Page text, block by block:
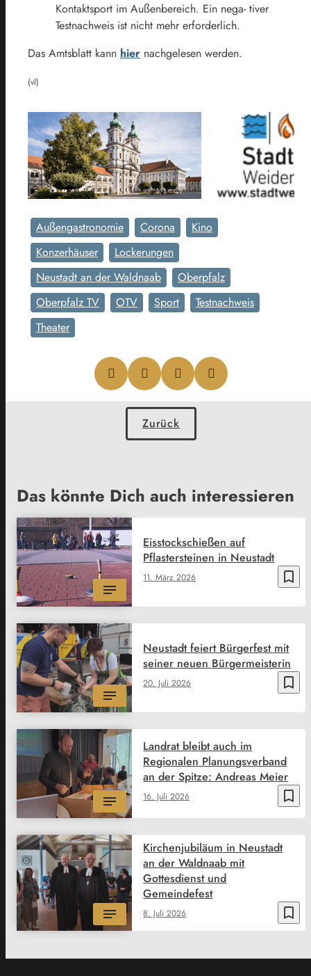
Kontaktsport im Außenbereich. Ein nega- tiver
Testnachweis ist nicht mehr erforderlich.
Das Amtsblatt kann hier nachgelesen werden.
(vl)
Außengastronomie Corona
Kino
Konzerhäuser
Lockerungen
Neustadt an der Waldnaab
Oberpfalz
Oberpfalz TV
OTV Sport
Testnachweis
Theater
Zurück
Das könnte Dich auch interessieren
bookmark_border
11. März 2026
Eisstockschießen auf
Pflastersteinen in Neustadt
bookmark_border
20. Juli 2026
Neustadt feiert Bürgerfest mit
seiner neuen Bürgermeisterin
bookmark_border
16. Juli 2026
Landrat bleibt auch im
Regionalen Planungsverband
an der Spitze: Andreas Meier
bookmark_border
8. Juli 2026
Kirchenjubiläum in Neustadt
an der Waldnaab mit
Gottesdienst und
Gemeindefest